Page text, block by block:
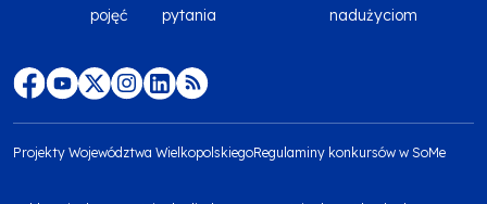
Menu
footer
top
pojęć
pytania
nadużyciom
Projekty Województwa WielkopolskiegoRegulaminy konkursów w SoMe